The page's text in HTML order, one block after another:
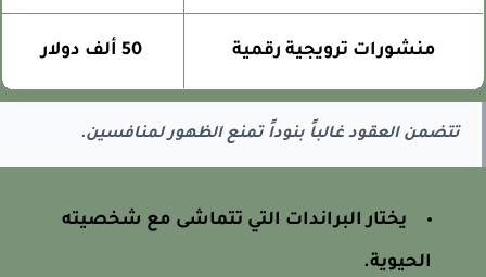
منشورات ترويجية رقمية 50 ألف دولار
تتضمن العقود غالباً بنوداً تمنع الظهور لمنافسين.
يختار البراندات التي تتماشى مع شخصيته
الحيوية.